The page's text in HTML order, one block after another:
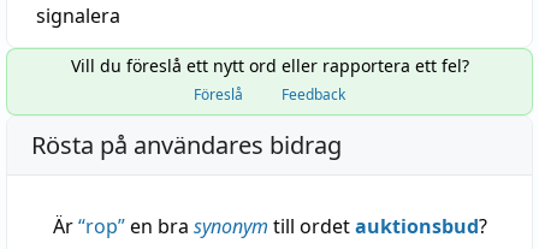
signalera
Vill du föreslå ett nytt ord eller rapportera ett fel?
Föreslå Feedback
Rösta på användares bidrag
Är“rop”en bra synonym till ordetauktionsbud?